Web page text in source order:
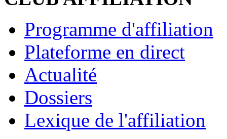
Programme d'affiliation
Plateforme en direct
Actualité
Dossiers
Lexique de l'affiliation